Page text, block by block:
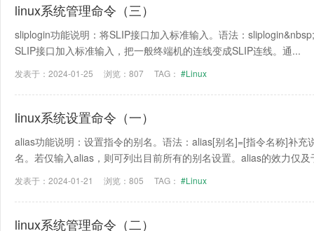
linux系统管理命令（三）
sliplogin功能说明：将SLIP接口加入标准输入。语法：
SLIP接口加入标准输入，把一般终端机的连线变成SLIP连线。通...
发表于：2024-01-25 浏览：807 TAG： #Linux
linux系统设置命令（一）
alias功能说明：设置指令的别名。语法：alias[别名]=[指令名称]补充
名。若仅输入alias，则可列出目前所有的别名设置。alias的效力仅
发表于：2024-01-21 浏览：805 TAG： #Linux
linux系统管理命令（二）